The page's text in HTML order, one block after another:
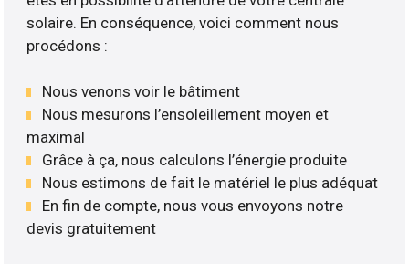
solaire. En conséquence, voici comment nous
procédons :
Nous venons voir le bâtiment
Nous mesurons l’ensoleillement moyen et
maximal
Grâce à ça, nous calculons l’énergie produite
Nous estimons de fait le matériel le plus adéquat
En fin de compte, nous vous envoyons notre
devis gratuitement